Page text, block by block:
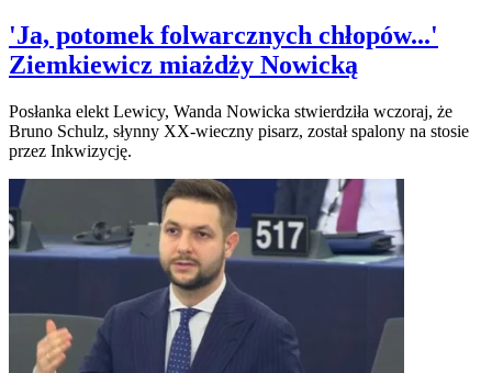
'Ja, potomek folwarcznych chłopów...'
Ziemkiewicz miażdży Nowicką
Posłanka elekt Lewicy, Wanda Nowicka stwierdziła wczoraj, że
Bruno Schulz, słynny XX-wieczny pisarz, został spalony na stosie
przez Inkwizycję.